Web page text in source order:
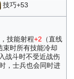
技巧+53
技能射程+2 （直线
束时所有技能冷却
战斗时不受近战伤
，士兵也会同时进